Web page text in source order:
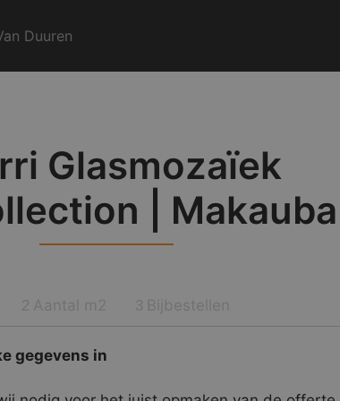
Duuren
Glasmozaïek
| Makauba
gegevens in